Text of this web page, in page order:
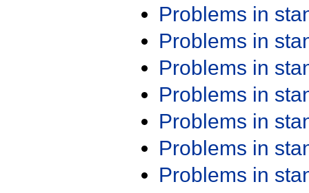
Problems in
Problems in
Problems in
Problems in
Problems in
Problems in
Problems in